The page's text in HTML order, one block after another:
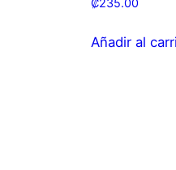
₡235.00
Añadir al